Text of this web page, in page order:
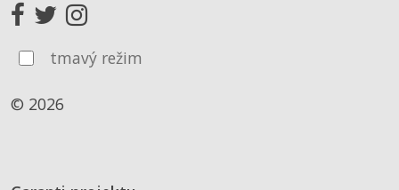
tmavý režim
© 2026